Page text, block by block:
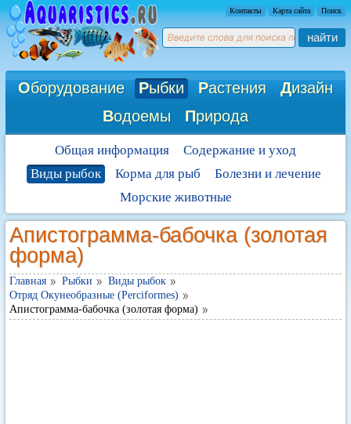
Контакты Карта сайта Поиск
найти
Оборудование Рыбки Растения Дизайн
Водоемы Природа
Общая информация
Содержание и уход
Виды рыбок
Корма для рыб
Болезни и лечение
Морские животные
Апистограмма-бабочка (золотая
форма)
Главная Рыбки
Виды рыбок
Отряд Окунеобразные (Perciformes)
Апистограмма-бабочка (золотая форма)